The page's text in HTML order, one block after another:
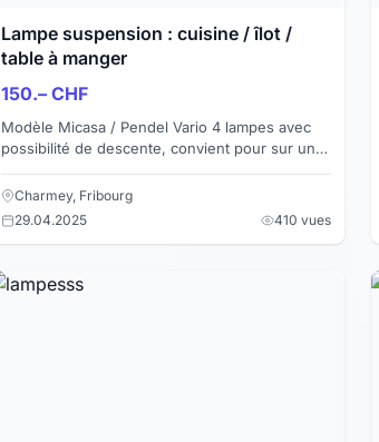
Lampe suspension : cuisine / îlot /
table à manger
150.– CHF
Modèle Micasa / Pendel Vario 4 lampes avec
possibilité de descente, convient pour sur une
de vent...
Charmey, Fribourg
29.04.2025
410 vues